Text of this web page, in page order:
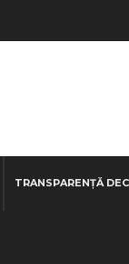
TRANSPARENȚĂ